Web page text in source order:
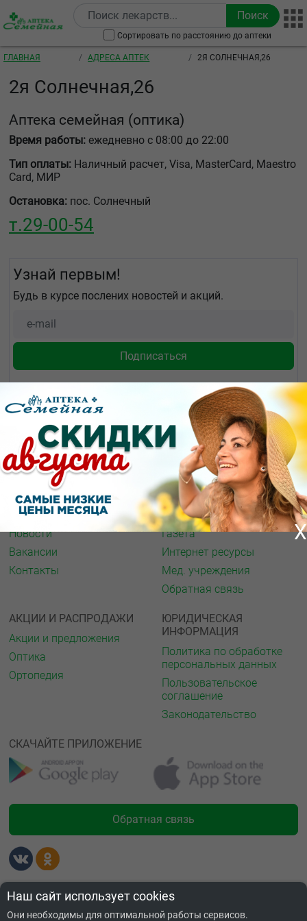
Сортировать по расстоянию до аптеки
Строка навигации
ГЛАВНАЯ АДРЕСА АПТЕК 2Я СОЛНЕЧНАЯ,26
2я Солнечная,26
Аптека семейная (оптика)
Время работы: ежедневно с 08:00 до 22:00
Тип оплаты: Наличный расчет, Visa, MasterCard, Maestro
Card, МИР
Остановка: пос. Солнечный
т.29-00-54
Узнай первым!
Будь в курсе послених новостей и акций.
X
О КОМПАНИИ
О нас
Акции
Архив акций
Новости
Вакансии
Контакты
ИНФОРМАЦИЯ
Аптечная справка
Адреса аптек
Спорт и фитнес
Газета
Интернет ресурсы
Мед. учреждения
Обратная связь
АКЦИИ И РАСПРОДАЖИ
Акции и предложения
Оптика
Ортопедия
ЮРИДИЧЕСКАЯ
ИНФОРМАЦИЯ
Политика по обработке
персональных данных
Пользовательское
соглашение
Законодательство
СКАЧАЙТЕ ПРИЛОЖЕНИЕ
Обратная связь
Лицензии
Наш сайт использует cookies
Они необходимы для оптимальной работы сервисов.